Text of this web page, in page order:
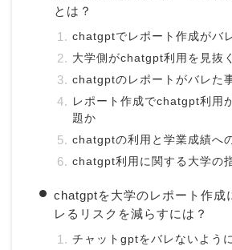
とは？
chatgptでレポート作成がバ
大学側がchatgpt利用を見抜
chatgptのレポートがバレた
レポート作成でchatgpt利用
題か
chatgptの利用と学業成績へ
chatgpt利用に関する大学の
chatgptを大学のレポート作成
レるリスクを減らすには？
チャットgptをバレないよう